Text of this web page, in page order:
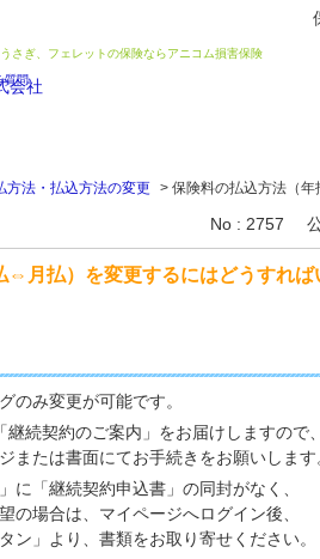
さぎ、フェレットの保険ならアニコム損害保険
方法・払込方法の変更 > 保険料の払込方法（
No : 2757
⇔月払）を変更するにはどうすれば
のみ変更が可能です。
続契約のご案内」をお届けしますので、
または書面にてお手続きをお願いします
に「継続契約申込書」の同封がなく、
の場合は、マイページへログイン後、
ン」より、書類をお取り寄せください。